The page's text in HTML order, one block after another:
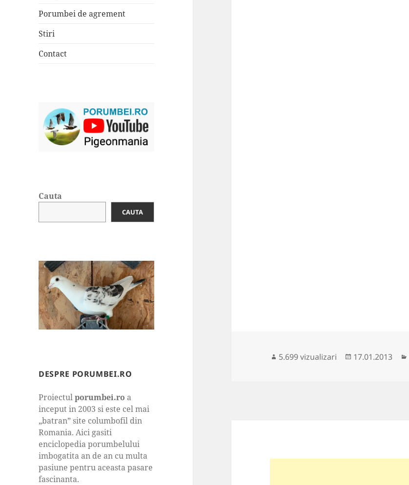
Porumbei de agrement
Stiri
Contact
Cauta
CAUTA
DESPRE PORUMBEI.RO
Proiectulporumbei.ro a
inceput in 2003 si este cel mai
„batran” site columbofil din
Romania. Aici gasiti
enciclopedia porumbelului
imbogatita an de an cu multa
pasiune pentru aceasta pasare
fascinanta.
5.699 vizualizari
Publicat
17.01.2013